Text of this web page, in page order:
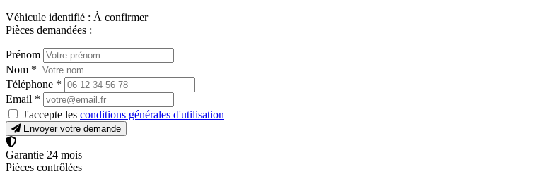
Véhicule identifié : À confirmer
Pièces demandées :
Prénom
Nom *
Téléphone *
Email *
J'accepte les conditions générales d'utilisation
Envoyer votre demande
Garantie 24 mois
Pièces contrôlées